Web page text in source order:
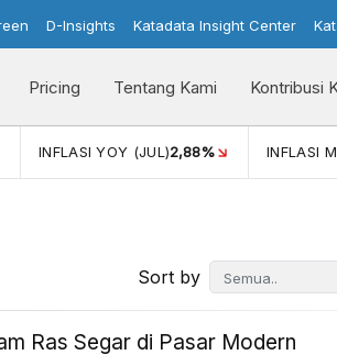
D-Insights Katadata Insight Center
Pricing Tentang Kami Kontribusi
INFLASI MOM (JUL) -0,14%
Sort by
Ras Segar di Pasar Modern